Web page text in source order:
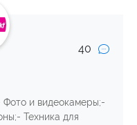
40
и видеокамеры;-
Техника для